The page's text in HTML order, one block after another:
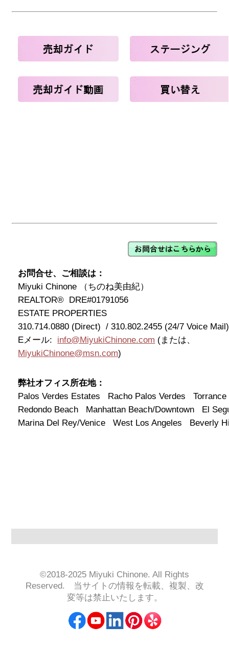
お問合せ、ご相談は：
Miyuki Chinone （ちのね美由紀）
REALTOR® DRE#01791056
ESTATE PROPERTIES
310.714.0880 (Direct) / 310.802.2455 (24/7 Voice Mail)
Eメール: info@MiyukiChinone.com (または、
MiyukiChinone@msn.com)
弊社オフィス所在地：
Palos Verdes Estates Racho Palos Verdes Torrance
Redondo Beach Manhattan Beach/Downtown El
Marina Del Rey/Venice West Los Angeles Beverly
©2018-2025 Miyuki Chinone. All Rights
Reserved. 当サイトの情報を転載、複製、改
変等は禁止いたします。